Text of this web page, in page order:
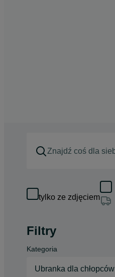
tylko ze zdjęciem
Filtry
Kategoria
Ubranka dla chłopców